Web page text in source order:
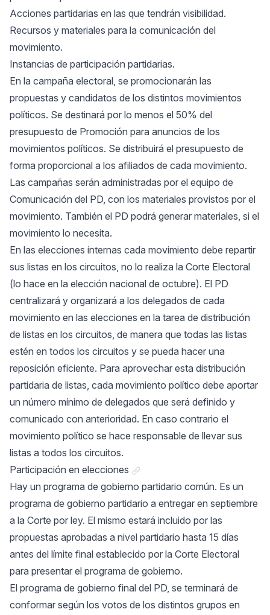
Acciones partidarias en las que tendrán visibilidad.
Recursos y materiales para la comunicación del
movimiento.
Instancias de participación partidarias.
En la campaña electoral, se promocionarán las
propuestas y candidatos de los distintos movimientos
políticos. Se destinará por lo menos el 50% del
presupuesto de Promoción para anuncios de los
movimientos políticos. Se distribuirá el presupuesto de
forma proporcional a los afiliados de cada movimiento.
Las campañas serán administradas por el equipo de
Comunicación del PD, con los materiales provistos por el
movimiento. También el PD podrá generar materiales, si el
movimiento lo necesita.
En las elecciones internas cada movimiento debe repartir
sus listas en los circuitos, no lo realiza la Corte Electoral
(lo hace en la elección nacional de octubre). El PD
centralizará y organizará a los delegados de cada
movimiento en las elecciones en la tarea de distribución
de listas en los circuitos, de manera que todas las listas
estén en todos los circuitos y se pueda hacer una
reposición eficiente. Para aprovechar esta distribución
partidaria de listas, cada movimiento político debe aportar
un número mínimo de delegados que será definido y
comunicado con anterioridad. En caso contrario el
movimiento político se hace responsable de llevar sus
listas a todos los circuitos.
Participación en elecciones Link a "Participación en
Hay un programa de gobierno partidario común. Es un
programa de gobierno partidario a entregar en septiembre
a la Corte por ley. El mismo estará incluido por las
propuestas aprobadas a nivel partidario hasta 15 días
antes del límite final establecido por la Corte Electoral
para presentar el programa de gobierno.
El programa de gobierno final del PD, se terminará de
conformar según los votos de los distintos grupos en